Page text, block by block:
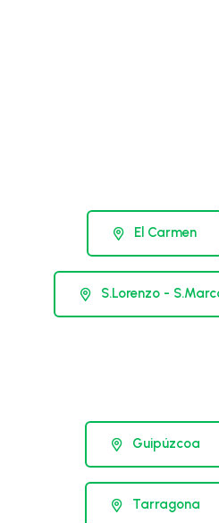
El Carmen
S.Lorenzo -
Guipúzcoa
Tarragona